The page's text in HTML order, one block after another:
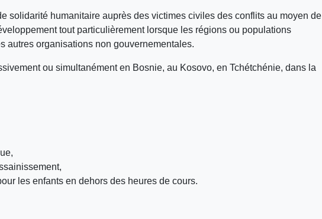
solidarité humanitaire auprès des victimes civiles des conflits au moyen de
tout particulièrement lorsque les régions ou populations
autres organisations non gouvernementales.
ou simultanément en Bosnie, au Kosovo, en Tchétchénie, dans la
les enfants en dehors des heures de cours.